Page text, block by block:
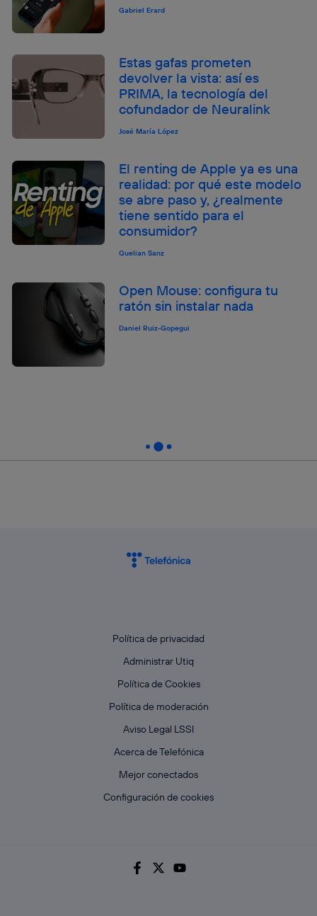
Gabriel Erard
Estas gafas prometen
devolver la vista: así es
PRIMA, la tecnología del
cofundador de Neuralink
José María López
El renting de Apple ya es una
realidad: por qué este modelo
se abre paso y, ¿realmente
tiene sentido para el
consumidor?
Quelian Sanz
Open Mouse: configura tu
ratón sin instalar nada
Daniel Ruiz-Gopegui
Política de privacidad
Administrar Utiq
Política de Cookies
Política de moderación
Aviso Legal LSSI
Acerca de Telefónica
Mejor conectados
Configuración de cookies